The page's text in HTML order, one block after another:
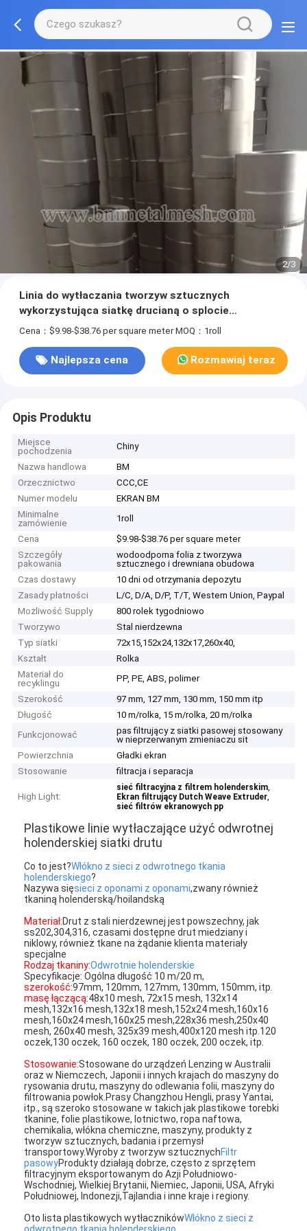
2/3
Linia do wytłaczania tworzyw sztucznych
wykorzystująca siatkę drucianą o splocie
holenderskim odwróconym
Cena：$9.98-$38.76 per square meter MOQ：1roll
Najlepsza cena Rozmawiaj teraz
Opis Produktu
Miejsce
pochodzenia
Chiny
Nazwa handlowa
BM
Orzecznictwo
CCC,CE
Numer modelu
EKRAN BM
Minimalne
zamówienie
1roll
Cena
$9.98-$38.76 per square meter
Szczegóły
pakowania
wodoodporna folia z tworzywa
sztucznego i drewniana obudowa
Czas dostawy
10 dni od otrzymania depozytu
Zasady płatności
L/C, D/A, D/P, T/T, Western Union, Paypal
Możliwość Supply
800 rolek tygodniowo
Tworzywo
Stal nierdzewna
Typ siatki
72x15,152x24,132x17,260x40,
Kształt
Rolka
Materiał do
recyklingu
PP, PE, ABS, polimer
Szerokość
97 mm, 127 mm, 130 mm, 150 mm itp
Długość
10 m/rolka, 15 m/rolka, 20 m/rolka
Funkcjonować
pas filtrujący z siatki pasowej stosowany
w nieprzerwanym zmieniaczu sit
Powierzchnia
Gładki ekran
Stosowanie
filtracja i separacja
High Light:
sieć filtracyjna z filtrem holenderskim,
Ekran filtrujący Dutch Weave Extruder,
sieć filtrów ekranowych pp
Plastikowe linie wytłaczające użyć odwrotnej
holenderskiej siatki drutu
Co to jest?Włókno z sieci z odwrotnego tkania
holenderskiego?
Nazywa sięsieci z oponami z oponami,zwany również
tkaniną holenderską/hoilandską
Materiał:Drut z stali nierdzewnej jest powszechny, jak
ss202,304,316, czasami dostępne drut miedziany i
niklowy, również tkane na żądanie klienta materiały
specjalne
Rodzaj tkaniny:Odwrotnie holenderskie
Specyfikacje: Ogólna długość 10 m/20 m,
szerokość:97mm, 120mm, 127mm, 130mm, 150mm, itp.
masę łączącą:48x10 mesh, 72x15 mesh, 132x14
mesh,132x16 mesh,132x18 mesh,152x24 mesh,160x16
mesh,160x24 mesh,160x25 mesh,228x36 mesh,250x40
mesh, 260x40 mesh, 325x39 mesh,400x120 mesh itp.120
oczek,130 oczek, 160 oczek, 180 oczek, 200 oczek, itp.
Stosowanie:Stosowane do urządzeń Lenzing w Australii
oraz w Niemczech, Japonii i innych krajach do maszyny do
rysowania drutu, maszyny do odlewania folii, maszyny do
filtrowania powłok.Prasy Changzhou Hengli, prasy Yantai,
itp., są szeroko stosowane w takich jak plastikowe torebki
tkanine, folie plastikowe, lotnictwo, ropa naftowa,
chemikalia, włókna chemiczne, maszyny, produkty z
tworzyw sztucznych, badania i przemysł
transportowy.Wyroby z tworzyw sztucznychFiltr
pasowyProdukty działają dobrze, często z sprzętem
filtracyjnym eksportowanym do Azji Południowo-
Wschodniej, Wielkiej Brytanii, Niemiec, Japonii, USA, Afryki
Południowej, Indonezji,Tajlandia i inne kraje i regiony.
Oto lista plastikowych wytłacznikówWłókno z sieci z